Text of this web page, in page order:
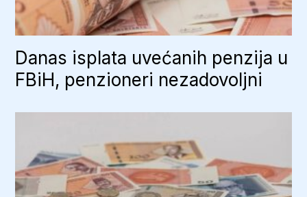
Danas isplata uvećanih penzija u
FBiH, penzioneri nezadovoljni